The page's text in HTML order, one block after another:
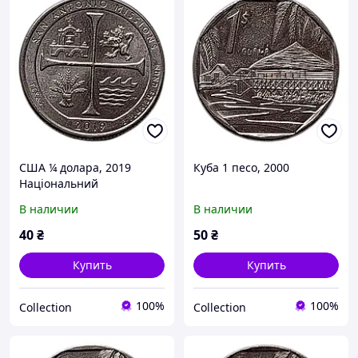
США ¼ долара, 2019
Національний
Сан-Антоніо Мітка
монетного двору: "P" -
В наличии
40₴
Купить
Collection 100%
Куба 1 песо, 2000
В наличии
50₴
Купить
Collection 100%